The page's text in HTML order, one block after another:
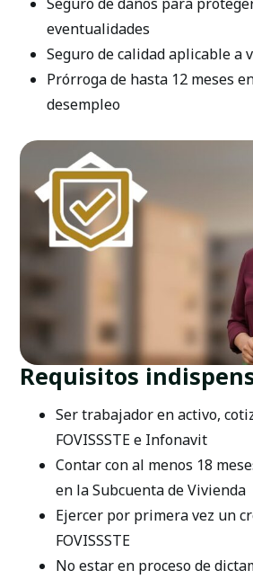
eventualidades
Seguro de calidad aplicable a
Prórroga de hasta 12 meses
desempleo
Requisitos
Ser trabajador en activo,
FOVISSSTE e Infonavit
Contar con al menos 18
en la Subcuenta de Vivienda
Ejercer por primera vez un
FOVISSSTE
No estar en proceso de